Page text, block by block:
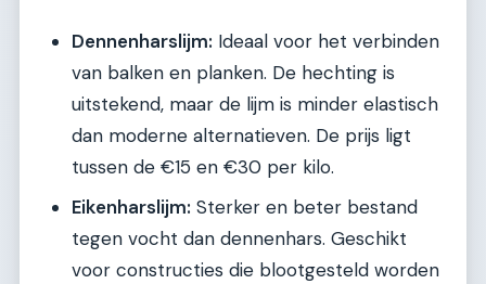
Dennenharslijm: Ideaal voor het verbinden
van balken en planken. De hechting is
uitstekend, maar de lijm is minder elastisch
dan moderne alternatieven. De prijs ligt
tussen de €15 en €30 per kilo.
Eikenharslijm: Sterker en beter bestand
tegen vocht dan dennenhars. Geschikt
voor constructies die blootgesteld worden